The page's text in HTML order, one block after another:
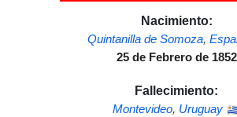
Nacimiento:
Quintanilla de Somoza,
25 de Febrero de 1852
Fallecimiento:
Montevideo, Uruguay